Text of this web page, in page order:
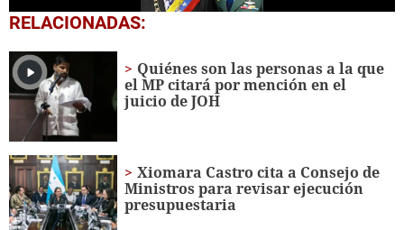
0
seconds
1
minute,
37
seconds
RELACIONADAS:
Quiénes son las personas a la que
el MP citará por mención en el
juicio de JOH
Xiomara Castro cita a Consejo de
Ministros para revisar ejecución
presupuestaria